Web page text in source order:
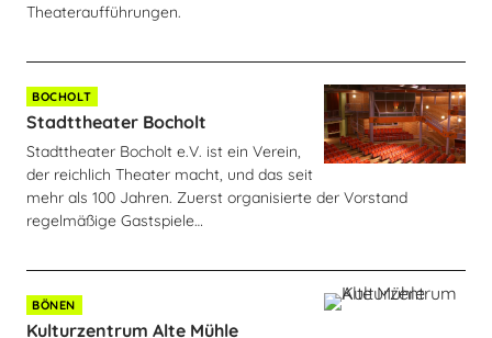
Theateraufführungen.
BOCHOLT
Stadttheater Bocholt
Stadttheater Bocholt e.V. ist ein Verein,
der reichlich Theater macht, und das seit
mehr als 100 Jahren. Zuerst organisierte der Vorstand
regelmäßige Gastspiele…
BÖNEN
Kulturzentrum Alte Mühle